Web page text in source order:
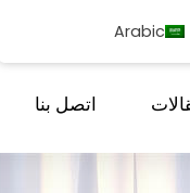
اتصل بنا
Arabic